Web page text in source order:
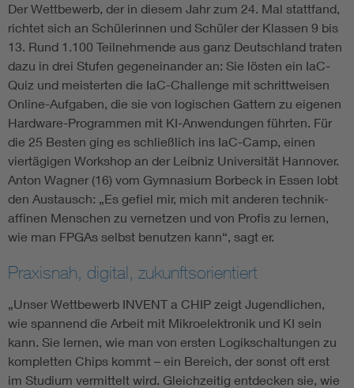
Der Wettbewerb, der in diesem Jahr zum 24. Mal stattfand,
richtet sich an Schülerinnen und Schüler der Klassen 9 bis
13. Rund 1.100 Teilnehmende aus ganz Deutschland traten
dazu in drei Stufen gegeneinander an: Sie lösten ein IaC-
Quiz und meisterten die IaC-Challenge mit schrittweisen
Online-Aufgaben, die sie von logischen Gattern zu eigenen
Hardware-Programmen mit KI-Anwendungen führten. Für
die 25 Besten ging es schließlich ins IaC-Camp, einen
viertägigen Workshop an der Leibniz Universität Hannover.
Anton Wagner (16) vom Gymnasium Borbeck in Essen lobt
den Austausch: „Es gefiel mir, mich mit anderen technik-
affinen Menschen zu vernetzen und von Profis zu lernen,
wie man FPGAs selbst benutzen kann“, sagt er.
Praxisnah, digital, zukunftsorientiert
„Unser Wettbewerb INVENT a CHIP zeigt Jugendlichen,
wie spannend die Arbeit mit Mikroelektronik und KI sein
kann. Sie lernen, wie man von ersten Logikschaltungen zu
kompletten Chips kommt – ein Bereich, der sonst oft erst
im Studium vermittelt wird. Gleichzeitig entdecken sie, wie